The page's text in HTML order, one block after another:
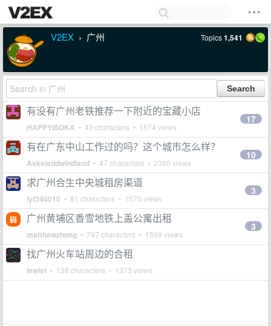
V2EX › 广州 Topics1,541
有没有广州老铁推荐一下附近的宝藏小店
HAPPYISOKA • 43 characters • 1574 views
17
有在广东中山工作过的吗？这个城市怎么样？
Askeladdwindland • 47 characters • 2380 views
10
求广州合生中央城租房渠道
lyf340010 • 81 characters • 1570 views
3
广州黄埔区香雪地铁上盖公寓出租
matthewzhong • 797 characters • 1599 views
3
找广州火车站周边的合租
lewiet • 138 characters • 1373 views